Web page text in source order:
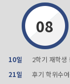
08
10일
2학기 재학생
21일
후기 학위수